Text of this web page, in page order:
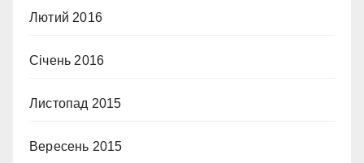
Лютий 2016
Січень 2016
Листопад 2015
Вересень 2015